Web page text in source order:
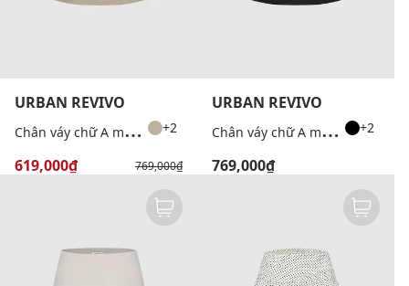
URBAN REVIVO
C
hân váy chữ A mini hiện đại +2
619,000₫ 769,000₫
URBAN REVIVO
C
hân váy chữ A mini hiện đại +2
769,000₫